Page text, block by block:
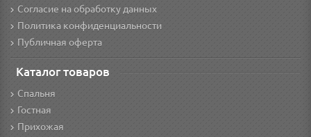
Согласие на обработку данных
Политика конфиденциальности
Публичная оферта
Каталог товаров
Спальня
Гостная
Прихожая